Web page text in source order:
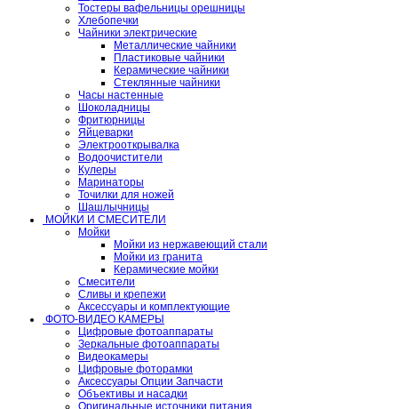
Тостеры вафельницы орешницы
Хлебопечки
Чайники электрические
Металлические чайники
Пластиковые чайники
Керамические чайники
Стеклянные чайники
Часы настенные
Шоколадницы
Фритюрницы
Яйцеварки
Электрооткрывалка
Водоочистители
Кулеры
Маринаторы
Точилки для ножей
Шашлычницы
МОЙКИ И СМЕСИТЕЛИ
Мойки
Мойки из нержавеющий стали
Мойки из гранита
Керамические мойки
Смесители
Сливы и крепежи
Аксессуары и комплектующие
ФОТО-ВИДЕО КАМЕРЫ
Цифровые фотоаппараты
Зеркальные фотоаппараты
Видеокамеры
Цифровые фоторамки
Аксессуары Опции Запчасти
Объективы и насадки
Оригинальные источники питания